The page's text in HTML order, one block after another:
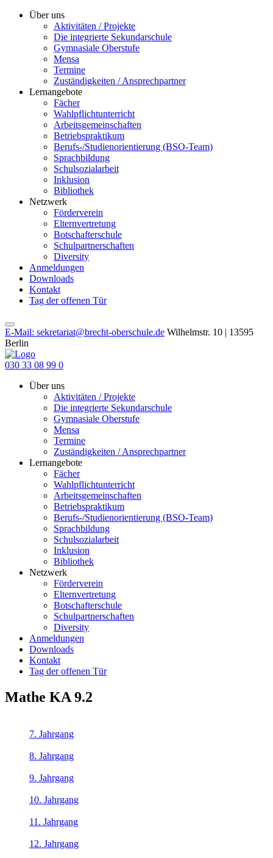
Über uns
Aktivitäten / Projekte
Die integrierte Sekundarschule
Gymnasiale Oberstufe
Mensa
Termine
Zuständigkeiten / Ansprechpartner
Lernangebote
Fächer
Wahlpflichtunterricht
Arbeitsgemeinschaften
Betriebspraktikum
Berufs-/Studienorientierung (BSO-Team)
Sprachbildung
Schulsozialarbeit
Inklusion
Bibliothek
Netzwerk
Förderverein
Elternvertretung
Botschafterschule
Schulpartnerschaften
Diversity
Anmeldungen
Downloads
Kontakt
Tag der offenen Tür
E-Mail: sekretariat@brecht-oberschule.de Wilhelmstr. 10 | 13595
Berlin
030 33 08 99 0
Über uns
Aktivitäten / Projekte
Die integrierte Sekundarschule
Gymnasiale Oberstufe
Mensa
Termine
Zuständigkeiten / Ansprechpartner
Lernangebote
Fächer
Wahlpflichtunterricht
Arbeitsgemeinschaften
Betriebspraktikum
Berufs-/Studienorientierung (BSO-Team)
Sprachbildung
Schulsozialarbeit
Inklusion
Bibliothek
Netzwerk
Förderverein
Elternvertretung
Botschafterschule
Schulpartnerschaften
Diversity
Anmeldungen
Downloads
Kontakt
Tag der offenen Tür
Mathe KA 9.2
7. Jahrgang
8. Jahrgang
9. Jahrgang
10. Jahrgang
11. Jahrgang
12. Jahrgang